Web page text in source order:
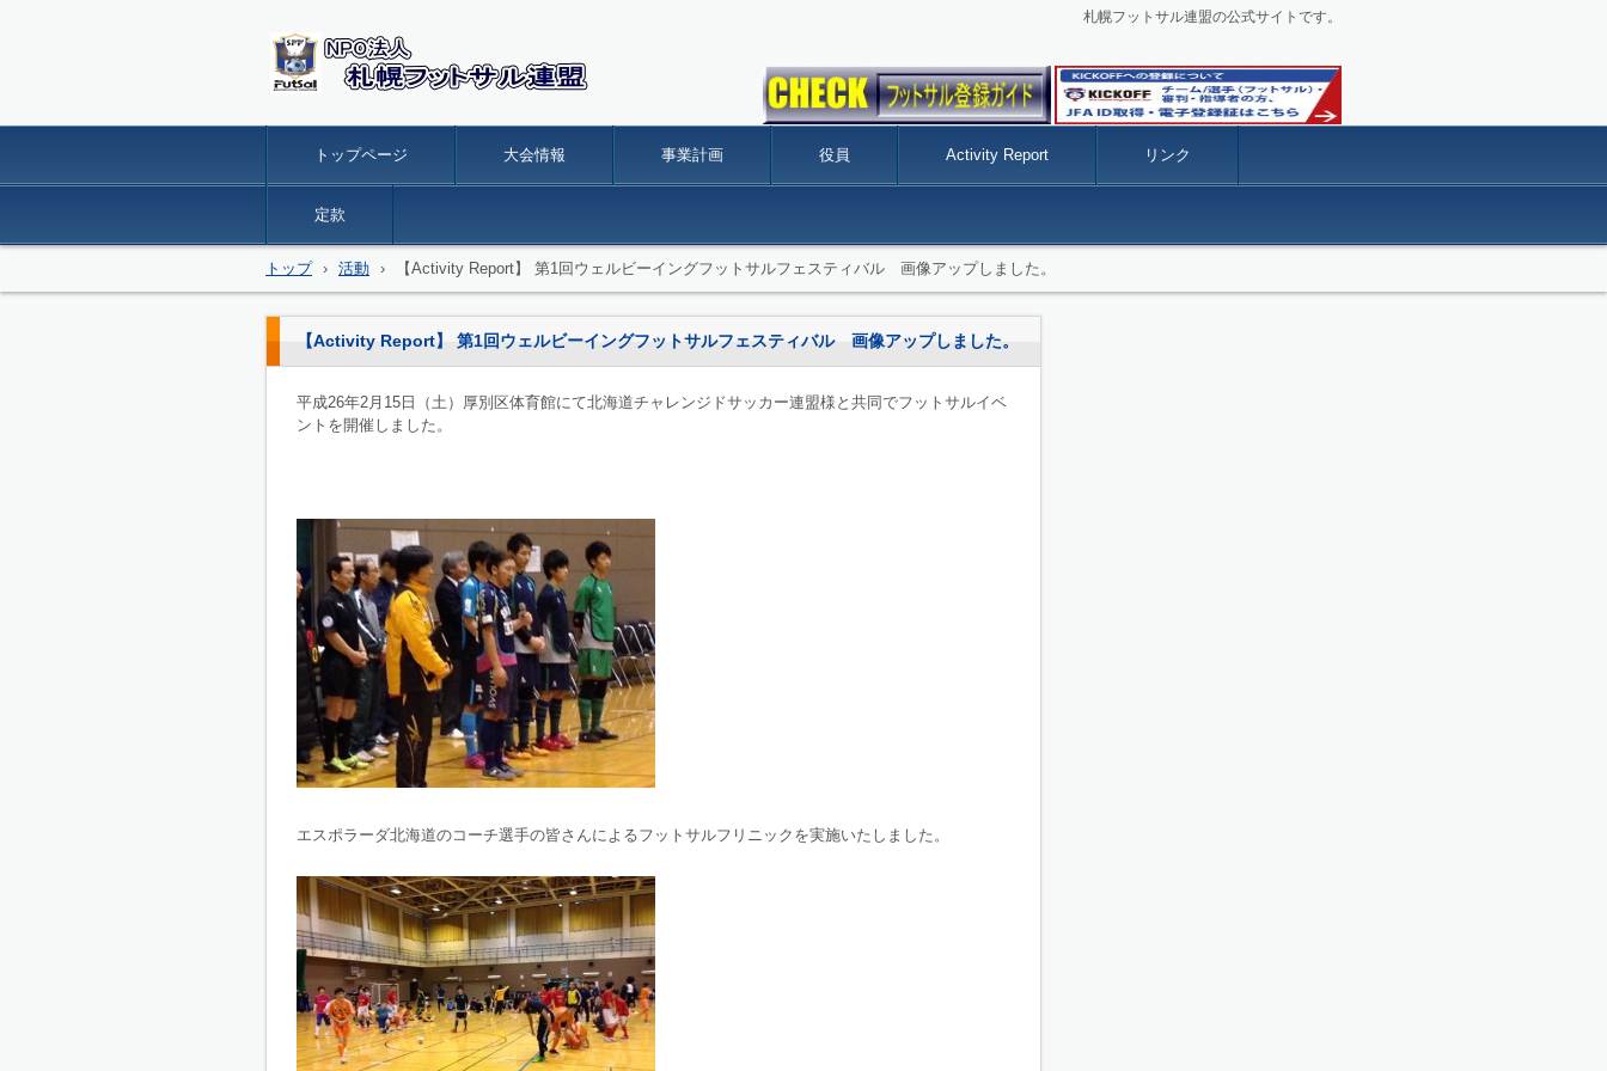
札幌フットサル連盟の公式サイトです。
トップページ 大会情報 事業計画 役員 Activity Report リンク
定款
トップ › 活動 › 【Activity Report】 第1回ウェルビーイングフットサルフェスティバル 画像アップしました。
【Activity Report】 第1回ウェルビーイングフットサルフェスティバル 画像アップしました。
平成26年2月15日（土）厚別区体育館にて北海道チャレンジドサッカー連盟様と共同でフットサルイベ
ントを開催しました。
エスポラーダ北海道のコーチ選手の皆さんによるフットサルフリニックを実施いたしました。